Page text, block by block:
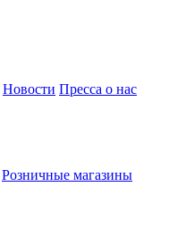
Новости Пресса о нас
Розничные магазины